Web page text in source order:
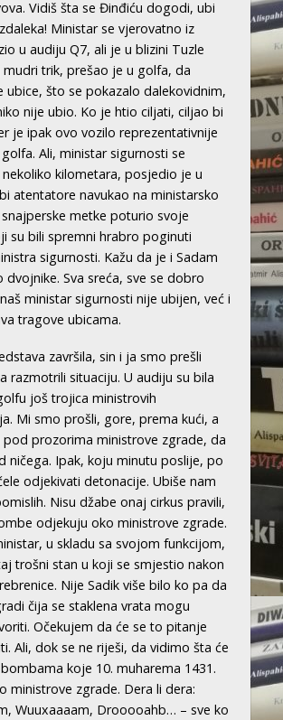
Vidiš šta se Đinđiću dogodi, ubi
Ministar se vjerovatno iz
u audiju Q7, ali je u blizini Tuzle
trik, prešao je u golfa, da
ubice, što se pokazalo dalekovidnim,
nije ubio. Ko je htio ciljati, ciljao bi
je ipak ovo vozilo reprezentativnije
Ali, ministar sigurnosti se
kilometara, posjedio je u
atentatore navukao na ministarsko
metke poturio svoje
su bili spremni hrabro poginuti
sigurnosti. Kažu da je i Sadam
dvojnike. Sva sreća, sve se dobro
ministar sigurnosti nije ubijen, već i
tragove ubicama.
završila, sin i ja smo prešli
razmotrili situaciju. U audiju su bila
još trojica ministrovih
Mi smo prošli, gore, prema kući, a
pod prozorima ministrove zgrade, da
ničega. Ipak, koju minutu poslije, po
odjekivati detonacije. Ubiše nam
Nisu džabe onaj cirkus pravili,
odjekuju oko ministrove zgrade.
u skladu sa svojom funkcijom,
trošni stan u koji se smjestio nakon
Nije Sadik više bilo ko pa da
čija se staklena vrata mogu
Očekujem da će se to pitanje
Ali, dok se ne riješi, da vidimo šta će
koje 10. muharema 1431.
ministrove zgrade. Dera li dera:
Wuuxaaaam, Drooooahb… – sve ko